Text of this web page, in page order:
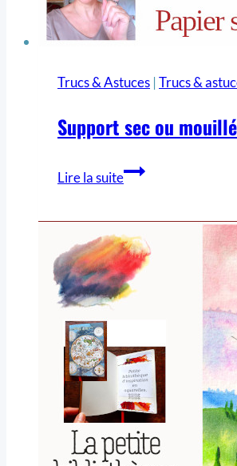
Trucs & Astuces | Trucs &
Support sec ou
Lire la suite